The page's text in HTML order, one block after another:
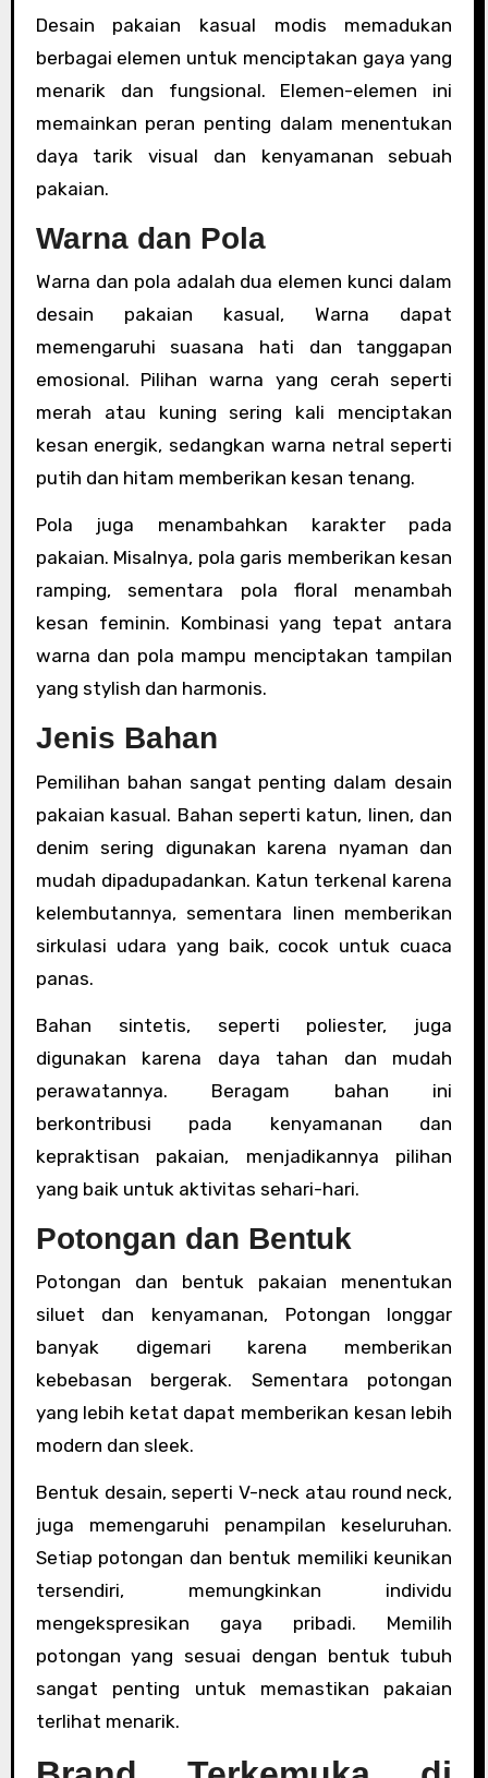
Desain pakaian kasual modis memadukan
berbagai elemen untuk menciptakan gaya yang
menarik dan fungsional. Elemen-elemen ini
memainkan peran penting dalam menentukan
daya tarik visual dan kenyamanan sebuah
pakaian.
Warna dan Pola
Warna dan pola adalah dua elemen kunci dalam
desain pakaian kasual, Warna dapat
memengaruhi suasana hati dan tanggapan
emosional. Pilihan warna yang cerah seperti
merah atau kuning sering kali menciptakan
kesan energik, sedangkan warna netral seperti
putih dan hitam memberikan kesan tenang.
Pola juga menambahkan karakter pada
pakaian. Misalnya, pola garis memberikan kesan
ramping, sementara pola floral menambah
kesan feminin. Kombinasi yang tepat antara
warna dan pola mampu menciptakan tampilan
yang stylish dan harmonis.
Jenis Bahan
Pemilihan bahan sangat penting dalam desain
pakaian kasual. Bahan seperti katun, linen, dan
denim sering digunakan karena nyaman dan
mudah dipadupadankan. Katun terkenal karena
kelembutannya, sementara linen memberikan
sirkulasi udara yang baik, cocok untuk cuaca
panas.
Bahan sintetis, seperti poliester, juga
digunakan karena daya tahan dan mudah
perawatannya. Beragam bahan ini
berkontribusi pada kenyamanan dan
kepraktisan pakaian, menjadikannya pilihan
yang baik untuk aktivitas sehari-hari.
Potongan dan Bentuk
Potongan dan bentuk pakaian menentukan
siluet dan kenyamanan, Potongan longgar
banyak digemari karena memberikan
kebebasan bergerak. Sementara potongan
yang lebih ketat dapat memberikan kesan lebih
modern dan sleek.
Bentuk desain, seperti V-neck atau round neck,
juga memengaruhi penampilan keseluruhan.
Setiap potongan dan bentuk memiliki keunikan
tersendiri, memungkinkan individu
mengekspresikan gaya pribadi. Memilih
potongan yang sesuai dengan bentuk tubuh
sangat penting untuk memastikan pakaian
terlihat menarik.